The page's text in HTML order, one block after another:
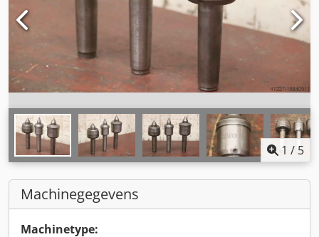
1 / 5
Machinegegevens
Machinetype: